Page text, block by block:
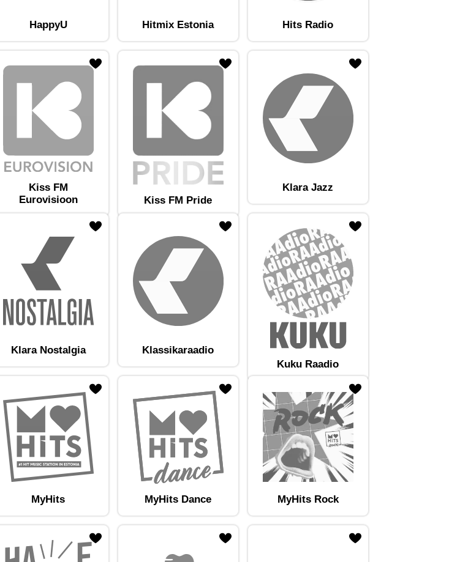
HappyU Hitmix Estonia Hits Radio
Kiss FM
Eurovisioon
Kiss FM Pride
Klara Jazz
lemmikute hulka
Klara Nostalgia Klassikaraadio
Kuku Raadio
lemmikute hulka
MyHits MyHits Dance MyHits Rock
lemmikute hulka
lemmikute hulka